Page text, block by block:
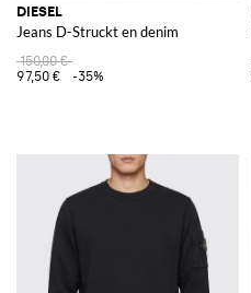
DIESEL
Jeans D-Struckt en denim
150,00 €
97,50 €
-35%